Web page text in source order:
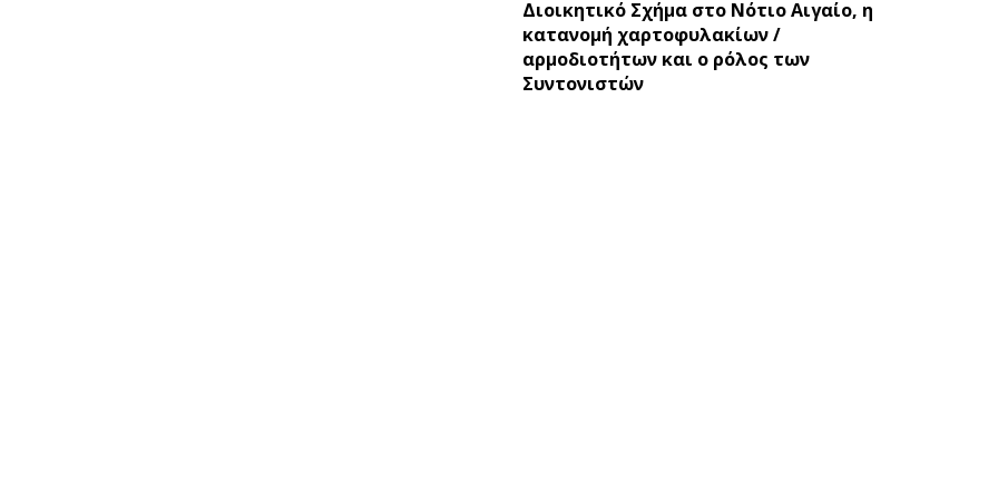
Διοικητικό Σχήμα στο Νότιο Αιγαίο, η
κατανομή χαρτοφυλακίων /
αρμοδιοτήτων και ο ρόλος των
Συντονιστών